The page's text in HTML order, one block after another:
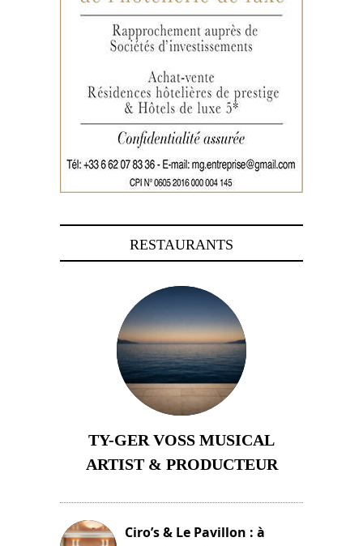
RESTAURANTS
TY-GER VOSS MUSICAL
ARTIST & PRODUCTEUR
Ciro’s & Le Pavillon : à